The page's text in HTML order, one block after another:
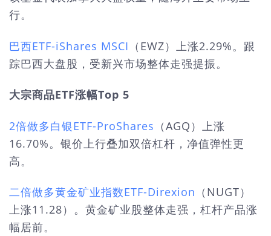
行。
巴西ETF-iShares MSCI （EWZ）上涨2.29%。跟
踪巴西大盘股，受新兴市场整体走强提振。
大宗商品ETF涨幅Top 5
2倍做多白银ETF-ProShares （AGQ）上涨
16.70%。银价上行叠加双倍杠杆，净值弹性更
高。
二倍做多黄金矿业指数ETF-Direxion （NUGT）
上涨11.28）。黄金矿业股整体走强，杠杆产品涨
幅居前。